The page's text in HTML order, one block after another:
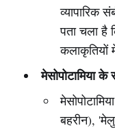
व्यापारिक
पता चला है
मेसोपोटामिया
बहरीन),